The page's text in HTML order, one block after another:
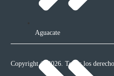
Aguacate
Copyright © 2026. Todos los